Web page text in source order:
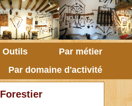
Outils
Par métier
Par domaine d'activité
Forestier